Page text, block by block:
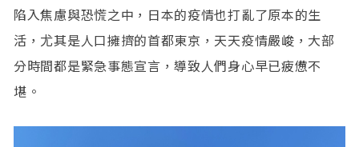
陷入焦慮與恐慌之中，日本的疫情也打亂了原本的生
活，尤其是人口擁擠的首都東京，天天疫情嚴峻，大部
分時間都是緊急事態宣言，導致人們身心早已疲憊不
堪。